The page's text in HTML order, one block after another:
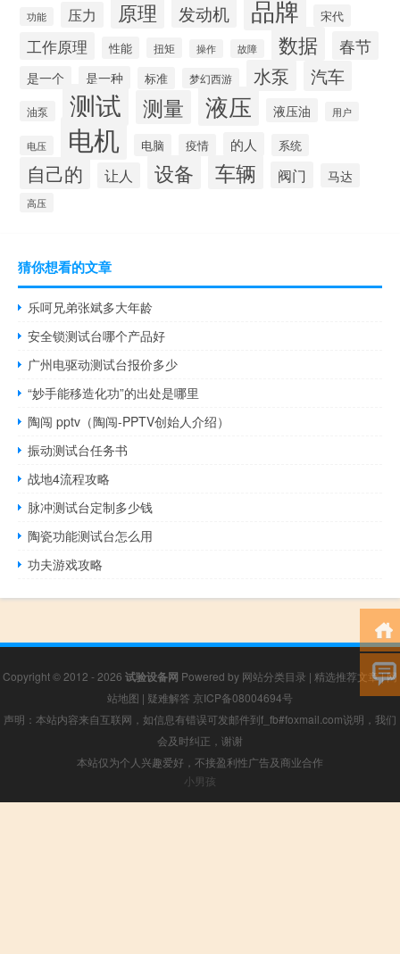
功能 压力 原理 发动机 品牌 宋代
工作原理 性能 扭矩 操作 故障 数据 春节
是一个 是一种 标准 梦幻西游 水泵 汽车
油泵 测试 测量 液压 液压油 用户
电压 电机 电脑 疫情 的人 系统
自己的 让人 设备 车辆 阀门 马达
高压
猜你想看的文章
乐呵兄弟张斌多大年龄
安全锁测试台哪个产品好
广州电驱动测试台报价多少
“妙手能移造化功”的出处是哪里
陶闯 pptv（陶闯-PPTV创始人介绍）
振动测试台任务书
战地4流程攻略
脉冲测试台定制多少钱
陶瓷功能测试台怎么用
功夫游戏攻略
Copyright © 2012 - 2026 试验设备网 Powered by 网站分类目录 | 精选推荐文章|网
站地图 | 疑难解答 京ICP备08004694号
声明：本站内容来自互联网，如信息有错误可发邮件到f_fb#foxmail.com说明，我们
会及时纠正，谢谢
本站仅为个人兴趣爱好，不接盈利性广告及商业合作
小男孩